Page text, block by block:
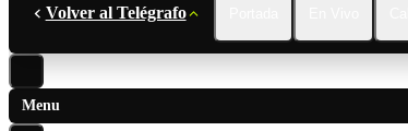
Volver al Telégrafo
Menu